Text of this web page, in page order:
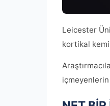
Leicester
kortikal